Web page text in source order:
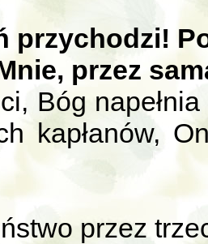
przychodzi!
przez
Bóg
kapłanów,
przez